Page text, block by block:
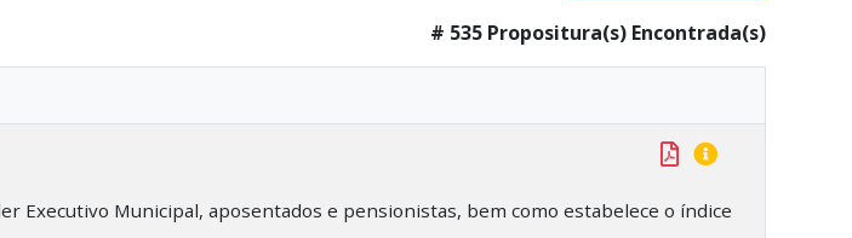
# 535 Propositura(s) Encontrada(s)
Executivo Municipal, aposentados e pensionistas, bem como estabelece o índice